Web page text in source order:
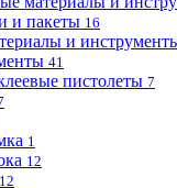
и пакеты 16
и
41
пистолеты 7
1
12
12